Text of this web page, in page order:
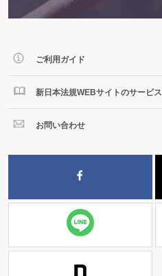
ご利用ガイド
新日本法規WEBサイトのサービス
お問い合わせ